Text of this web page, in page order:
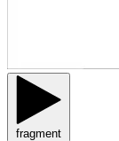
fragment